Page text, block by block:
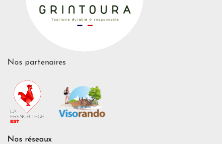
Nos partenaires
Nos réseaux